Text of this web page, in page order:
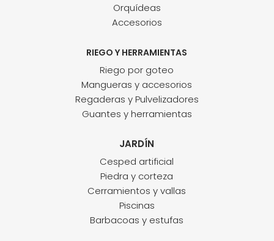
Orquídeas
Accesorios
RIEGO Y HERRAMIENTAS
Riego por goteo
Mangueras y accesorios
Regaderas y Pulvelizadores
Guantes y herramientas
JARDÍN
Cesped artificial
Piedra y corteza
Cerramientos y vallas
Piscinas
Barbacoas y estufas